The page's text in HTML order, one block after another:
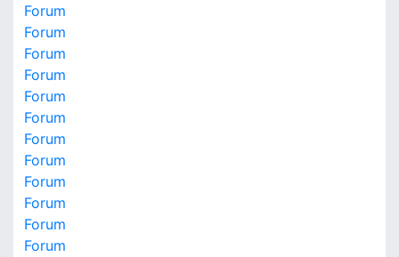
Forum
Forum
Forum
Forum
Forum
Forum
Forum
Forum
Forum
Forum
Forum
Forum